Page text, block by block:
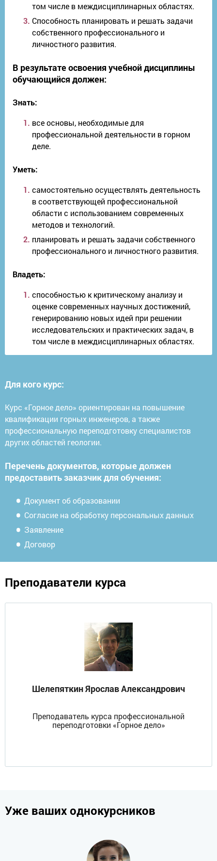
том числе в междисциплинарных областях.
Способность планировать и решать задачи
собственного профессионального и
личностного развития.
В результате освоения учебной дисциплины
обучающийся должен:
Знать:
все основы, необходимые для
профессиональной деятельности в горном
деле.
Уметь:
самостоятельно осуществлять деятельность
в соответствующей профессиональной
области с использованием современных
методов и технологий.
планировать и решать задачи собственного
профессионального и личностного развития.
Владеть:
способностью к критическому анализу и
оценке современных научных достижений,
генерированию новых идей при решении
исследовательских и практических задач, в
том числе в междисциплинарных областях.
Для кого курс:
Курс «Горное дело» ориентирован на повышение
квалификации горных инженеров, а также
профессиональную переподготовку специалистов
других областей геологии.
Перечень документов, которые должен
предоставить заказчик для обучения:
Документ об образовании
Согласие на обработку персональных данных
Заявление
Договор
Преподаватели курса
Шелепяткин Ярослав Александрович
Преподаватель курса профессиональной
переподготовки «Горное дело»
Уже ваших однокурсников